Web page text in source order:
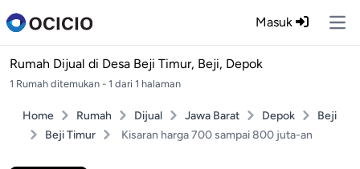
Masuk
Rumah Dijual di Desa Beji Timur, Beji, Depok
1 Rumah ditemukan - 1 dari 1 halaman
Home Rumah Dijual Jawa Barat Depok
Beji
Beji Timur
Kisaran harga 700 sampai 800 juta-an